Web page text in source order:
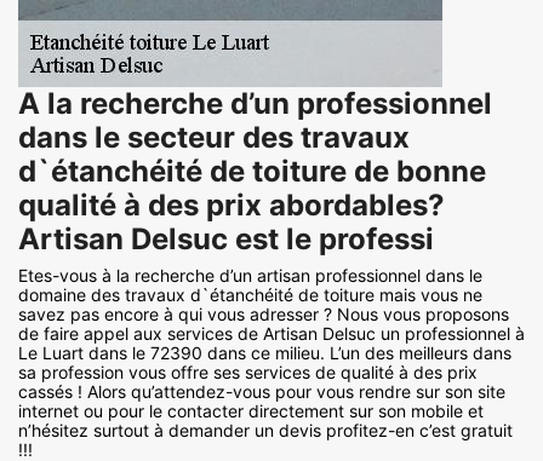
A la recherche d’un professionnel
dans le secteur des travaux
d`étanchéité de toiture de bonne
qualité à des prix abordables?
Artisan Delsuc est le professi
Etes-vous à la recherche d’un artisan professionnel dans le
domaine des travaux d`étanchéité de toiture mais vous ne
savez pas encore à qui vous adresser ? Nous vous proposons
de faire appel aux services de Artisan Delsuc un professionnel à
Le Luart dans le 72390 dans ce milieu. L’un des meilleurs dans
sa profession vous offre ses services de qualité à des prix
cassés ! Alors qu’attendez-vous pour vous rendre sur son site
internet ou pour le contacter directement sur son mobile et
n’hésitez surtout à demander un devis profitez-en c’est gratuit
!!!